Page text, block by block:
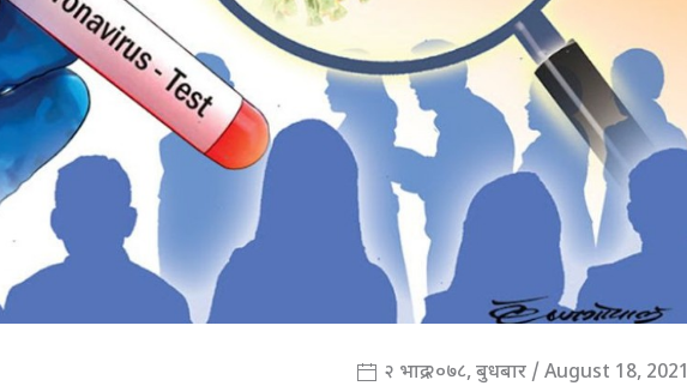
२ भाद्र २०७८, बुधबार / August 18, 2021